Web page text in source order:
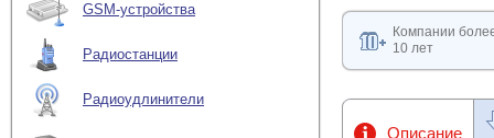
GSM-устройства
Радиостанции
Радиоудлинители
Компании
10 лет
Описание